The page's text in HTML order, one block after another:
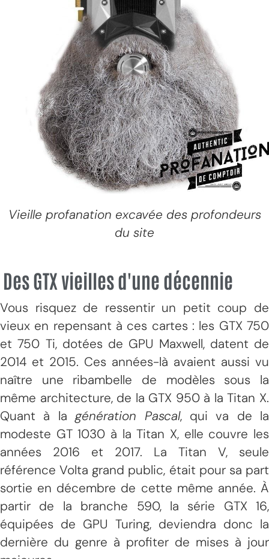
Vieille profanation excavée des profondeurs
du site
Des GTX vieilles d'une décennie
Vous risquez de ressentir un petit coup de
vieux en repensant à ces cartes : les GTX 750
et 750 Ti, dotées de GPU Maxwell, datent de
2014 et 2015. Ces années-là avaient aussi vu
naître une ribambelle de modèles sous la
même architecture, de la GTX 950 à la Titan X.
Quant à lagénération Pascal, qui va de la
modeste GT 1030 à la Titan X, elle couvre les
années 2016 et 2017. La Titan V, seule
référence Volta grand public, était pour sa part
sortie en décembre de cette même année. À
partir de la branche 590, la série GTX 16,
équipées de GPU Turing, deviendra donc la
dernière du genre à profiter de mises à jour